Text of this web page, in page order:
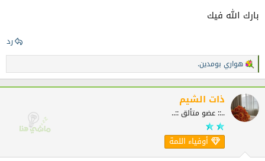
بارك الله فيك
رد
ا
ل
ت
ف
ا
ع
هواري بومدين.
ذات الشيم
..:: عضو متألق ::..
أوفياء اللمة